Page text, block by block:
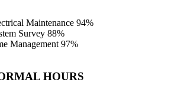
Maintenance94%
Survey 88%
Management 97%
HOURS